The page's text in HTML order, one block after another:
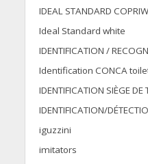
IDEAL STANDARD
Ideal Standard white
IDENTIFICATION /
Identification CONCA
IDENTIFICATION SIÈGE DE
IDENTIFICATION/
iguzzini
imitators